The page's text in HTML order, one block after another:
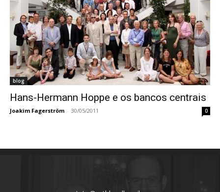
blog
Hans-Hermann Hoppe e os bancos centrais
Joakim Fagerström - 30/05/2011 0